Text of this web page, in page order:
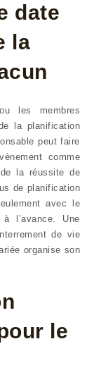
date
la
les membres
la planification
peut faire
comme
de la réussite de
de planification
avec le
l’avance. Une
de vie
organise son
le